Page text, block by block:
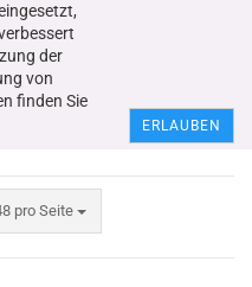
der
von
finden Sie
ERLAUBEN
pro Seite